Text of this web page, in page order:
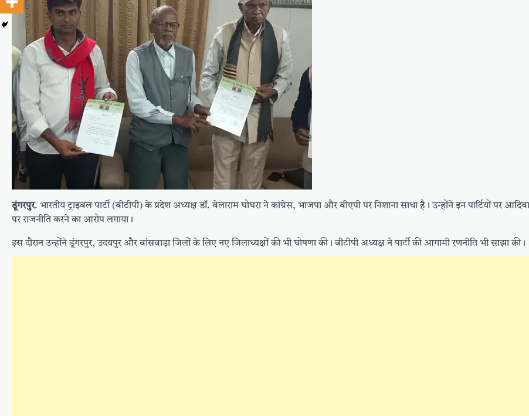
डूंगरपुर. भारतीय ट्राइबल पार्टी (बीटीपी) के प्रदेश अध्यक्ष डॉ. वेलाराम घोघरा ने कांग्रेस, भाजपा और बीएपी पर निशाना साधा है। उन्होंने इन पार्टियों पर
पर राजनीति करने का आरोप लगाया।
इस दौरान उन्होंने डूंगरपुर, उदयपुर और बांसवाड़ा जिलों के लिए नए जिलाध्यक्षों की भी घोषणा की। बीटीपी अध्यक्ष ने पार्टी की आगामी रणनीति भी साझा की।